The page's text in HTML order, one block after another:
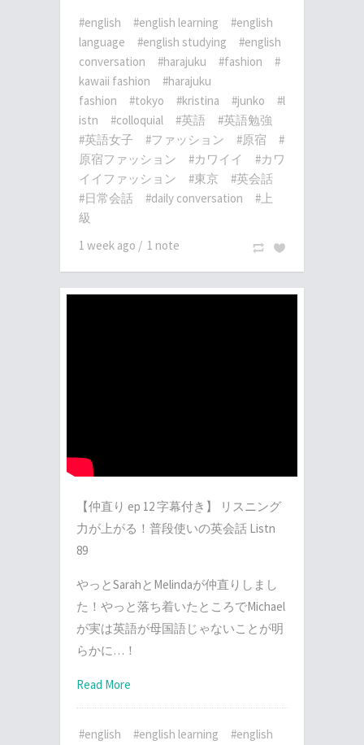
#english #english learning
#english
language
#english studying
#english
conversation
#harajuku #fashion
#
kawaii fashion
#harajuku
fashion
#tokyo #kristina #junko
#l
istn
#colloquial #英語
#英語勉強
#英語女子
#ファッション #原宿
#
原宿ファッション
#カワイイ
#カワ
イイファッション
#東京
#英会話
#日常会話
#daily conversation
#上
級
1 week ago / 1 note
【仲直り ep 12 字幕付き】 リスニング
力が上がる！普段使いの英会話 Listn
89
やっとSarahとMelindaが仲直りしまし
た！やっと落ち着いたところでMichael
が実は英語が母国語じゃないことが明
らかに…！
Read More
#english #english learning
#english